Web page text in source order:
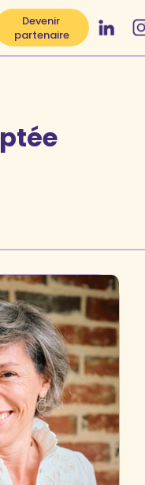
Devenir
partenaire